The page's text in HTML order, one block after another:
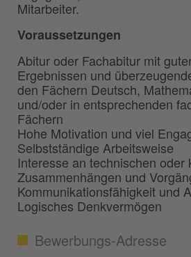
Mitarbeiter.
Voraussetzungen
Abitur oder Fachabitur mit
Ergebnissen und
den Fächern Deutsch,
und/oder in entsprechenden
Fächern
Hohe Motivation und viel
Selbstständige Arbeitsweise
Interesse an technischen oder
Zusammenhängen und
Kommunikationsfähigkeit und
Logisches Denkvermögen
Bewerbungs-Adresse